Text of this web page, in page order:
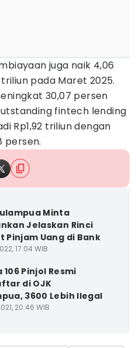
juga naik 4,06
pada Maret 2025.
30,07 persen
fintech lending
Rp1,92 triliun dengan
persen.
Minta
Jelaskan Rinci
Pinjam Uang di Bank
17:04 WIB
106 Pinjol Resmi
di OJK
3600 Lebih Ilegal
20:46 WIB